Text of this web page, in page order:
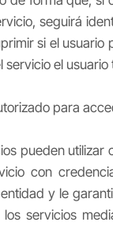
seguirá
si el
el
para
pueden
con
y le
servicios